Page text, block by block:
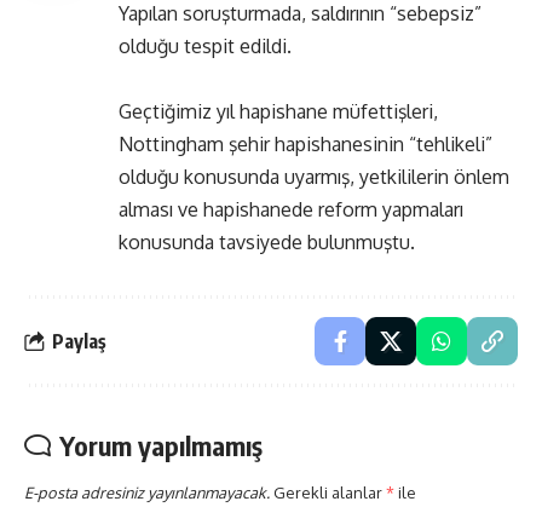
Yapılan soruşturmada, saldırının “sebepsiz”
olduğu tespit edildi.
Geçtiğimiz yıl hapishane müfettişleri,
Nottingham şehir hapishanesinin “tehlikeli”
olduğu konusunda uyarmış, yetkililerin önlem
alması ve hapishanede reform yapmaları
konusunda tavsiyede bulunmuştu.
Paylaş
Yorum yapılmamış
E-posta adresiniz yayınlanmayacak. Gerekli alanlar*ile